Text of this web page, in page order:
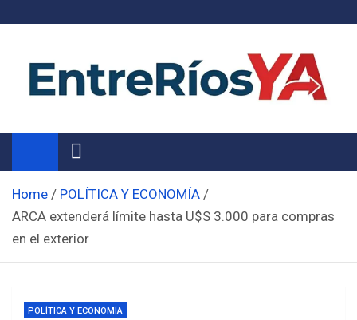
Noticias de Entre Ríos
Información de toda la provincia ahora
Home
POLÍTICA Y ECONOMÍA
ARCA extenderá límite hasta U$S 3.000 para compras
en el exterior
POLÍTICA Y ECONOMÍA